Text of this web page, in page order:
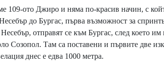
109-ото Джиро и няма по-красив начин, с
до Бургас, първа възможност за
отправят се към Бургас, след което
Созопол. Там са поставени и първите две
днес e едва 1000 метра.